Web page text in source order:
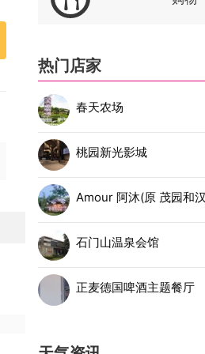
热门店家
春天农场
桃园新光影城
Amour 阿沐(原 茂园和
石门山温泉会馆
正麦德国啤酒主题餐厅